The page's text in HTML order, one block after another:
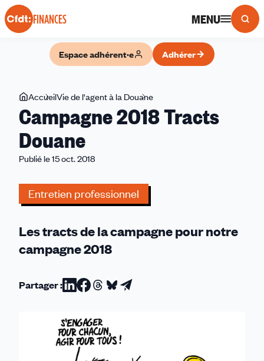
Panneau de gestion des cookies
FINANCES MENU
Espace adhérent·e Adhérer
Vous
êtes
ici
AccueilVie de l'agent à la Douane
2018
Campagne 2018 Tracts
Douane
Publié le 15 oct. 2018
Entretien professionnel
Les tracts de la campagne pour notre
campagne 2018
Partager :Partager
Linkedin
Partager
Facebook
Partager
Threads
Partager
Bluesky
Partager
email